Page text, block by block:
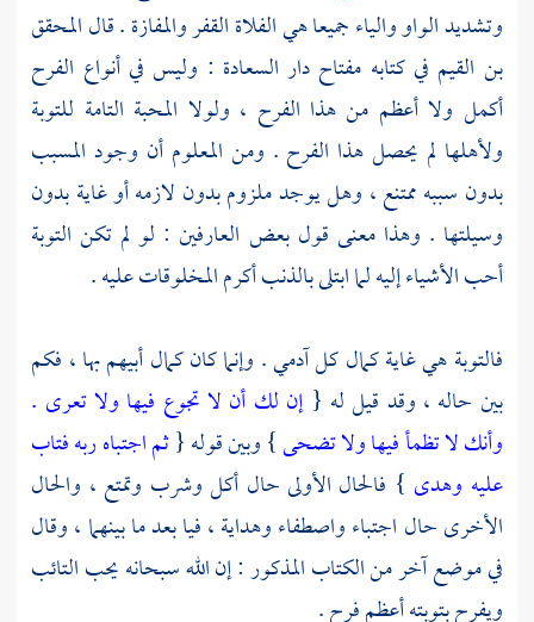
وتشديد الواو والياء جميعا هي الفلاة القفر والمفازة . قالالمحقق
بن القيم في كتابه مفتاح دار السعادة : وليس في أنواع الفرح
أكمل ولا أعظم من هذا الفرح ، ولولا المحبة التامة للتوبة
ولأهلها لم يحصل هذا الفرح . ومن المعلوم أن وجود المسبب
بدون سببه ممتنع ، وهل يوجد ملزوم بدون لازمه أو غاية بدون
وسيلتها . وهذا معنى قول بعض العارفين : لو لم تكن التوبة
أحب الأشياء إليه لما ابتلى بالذنب أكرم المخلوقات عليه .
فالتوبة هي غاية كمال كل آدمي . وإنما كان كمال أبيهم بها ، فكم
بين حاله ، وقد قيل له {إن لك أن لا تجوع فيها ولا تعرى .
وأنك لا تظمأ فيها ولا تضحى} وبين قوله {ثم اجتباه ربه فتاب
عليه وهدى } فالحال الأولى حال أكل وشرب وتمتع ، والحال
الأخرى حال اجتباء واصطفاء وهداية ، فيا بعد ما بينهما ، وقال
في موضع آخر من الكتاب المذكور : إن الله سبحانه يحب التائب
ويفرح بتوبته أعظم فرح .